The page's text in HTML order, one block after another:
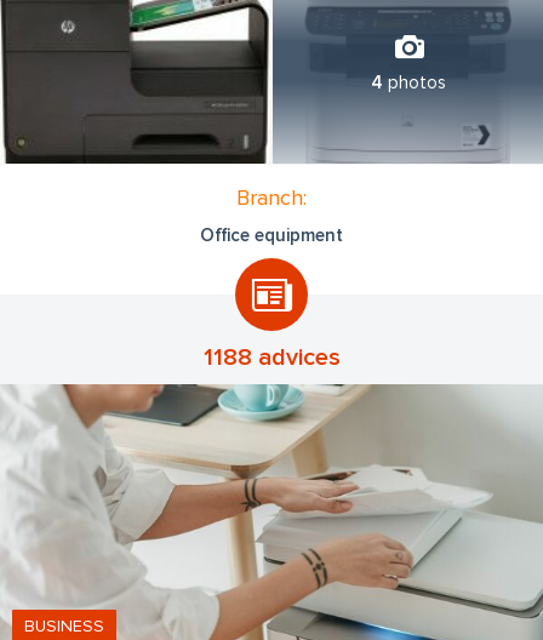
4 photos
Branch:
Office equipment
1188 advices
BUSINESS